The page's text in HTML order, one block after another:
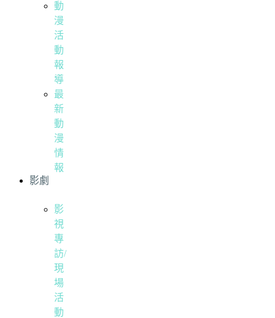
動
漫
活
動
報
導
最
新
動
漫
情
報
影劇
影
視
專
訪/
現
場
活
動